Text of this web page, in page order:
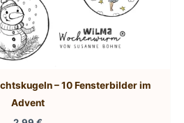
– 10 Fensterbilder im
Advent